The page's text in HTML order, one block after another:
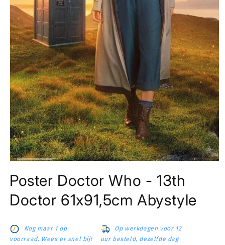
openen
in
modaal
Poster Doctor Who - 13th
Doctor 61x91,5cm Abystyle
Nog maar 1 op
voorraad. Wees er snel bij!
Op werkdagen voor 12
uur besteld, dezelfde dag